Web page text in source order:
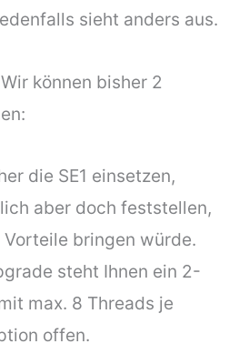
sieht anders aus.
können bisher 2
die SE1 einsetzen,
aber doch feststellen,
Vorteile bringen würde.
steht Ihnen ein 2-
max. 8 Threads je
offen.